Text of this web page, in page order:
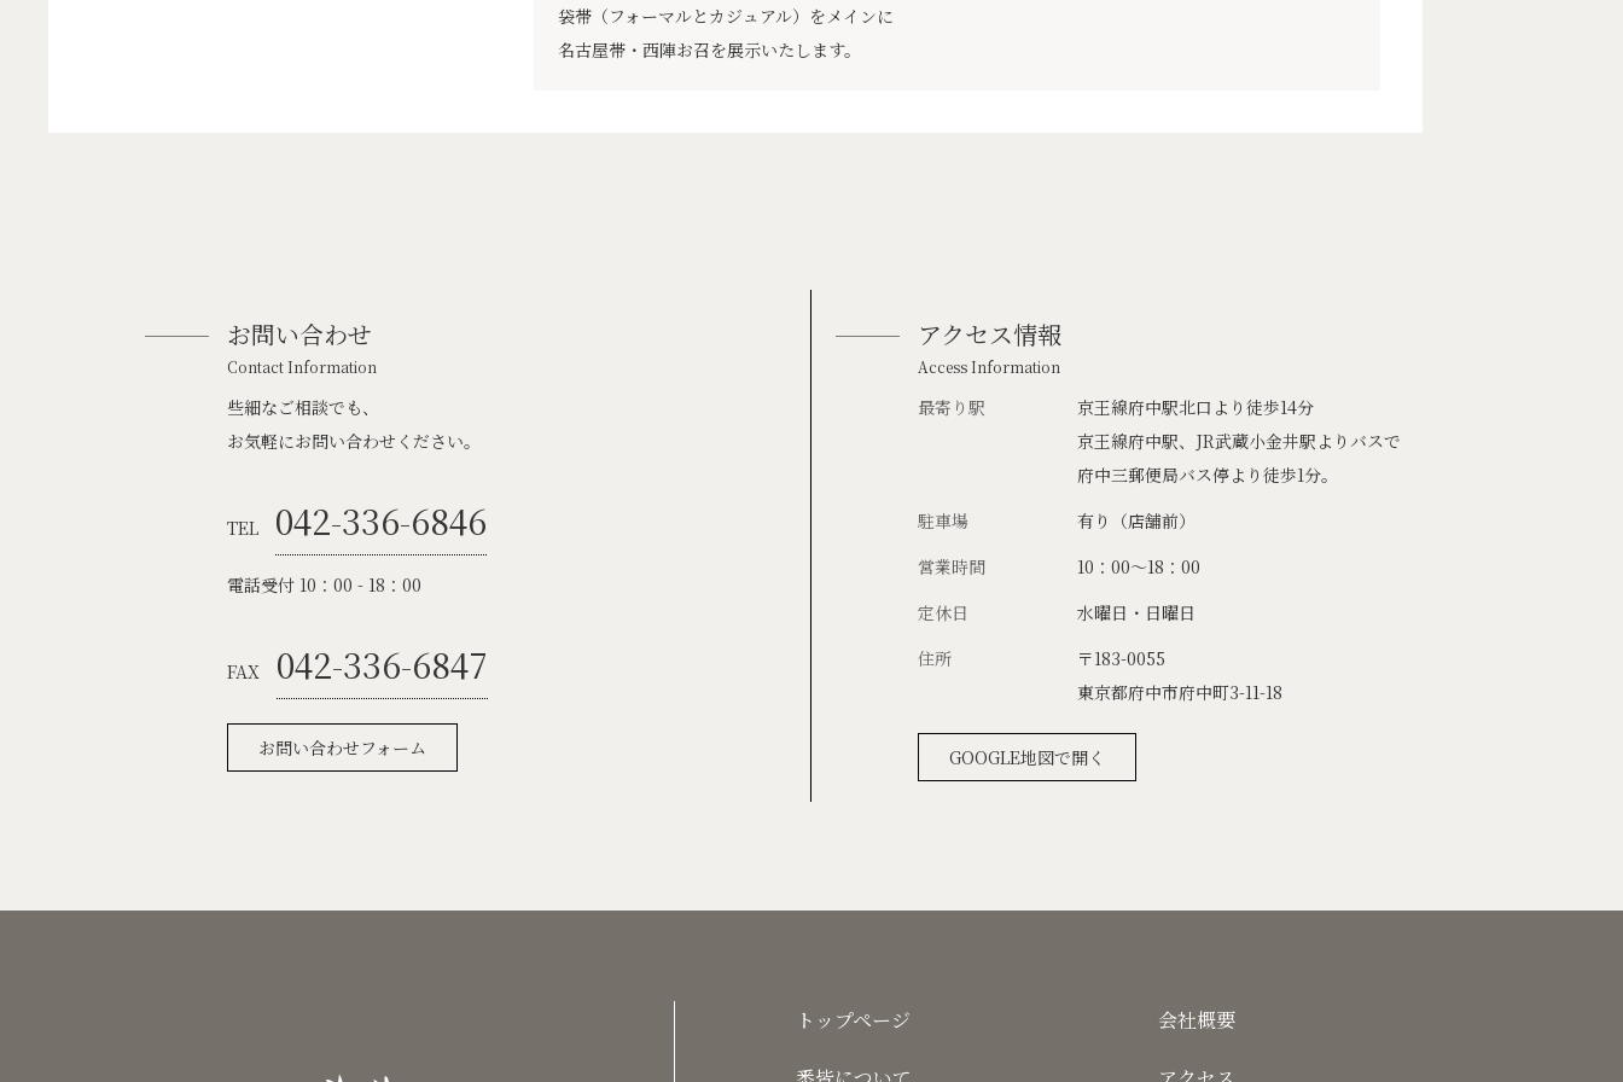
袋帯（フォーマルとカジュアル）をメインに
名古屋帯・西陣お召を展示いたします。
お問い合わせ
Contact Information
些細なご相談でも、
お気軽にお問い合わせください。
TEL 042-336-6846
電話受付 10：00 - 18：00
FAX 042-336-6847
お問い合わせフォーム
アクセス情報
Access Information
最寄り駅
京王線府中駅北口より徒歩14分
京王線府中駅、JR武蔵小金井駅よりバスで
府中三郵便局バス停より徒歩1分。
駐車場
有り（店舗前）
営業時間
10：00～18：00
定休日
水曜日・日曜日
住所
〒183-0055
東京都府中市府中町3-11-18
GOOGLE地図で開く
トップページ 会社概要